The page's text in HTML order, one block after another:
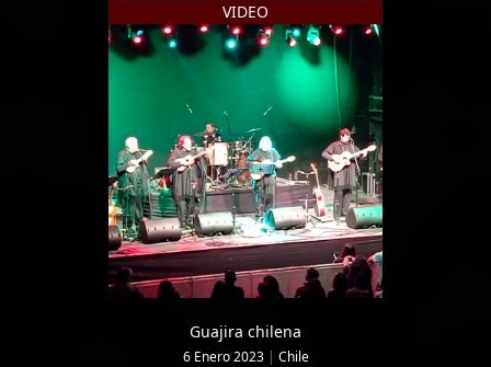
VIDEO
Guajira chilena
6 Enero 2023 | Chile